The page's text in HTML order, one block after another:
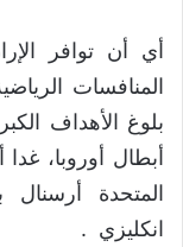
أي أن توافر
المنافسات
بلوغ الأهداف
أبطال أوروبا،
المتحدة أرسنال
انكليزي .